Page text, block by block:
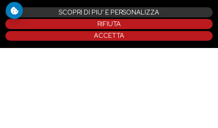
SCOPRI DI PIU' E PERSONALIZZA
RIFIUTA
ACCETTA